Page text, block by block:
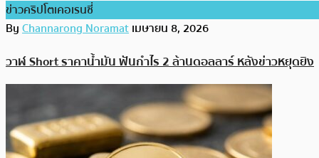
ข่าวคริปโตเคอเรนซี่
ByChannarong Noramatเมษายน 8, 2026
วาฬ Short ราคาน้ำมัน ฟันกำไร 2 ล้านดอลลาร์ หลังข่าวหยุดยิง